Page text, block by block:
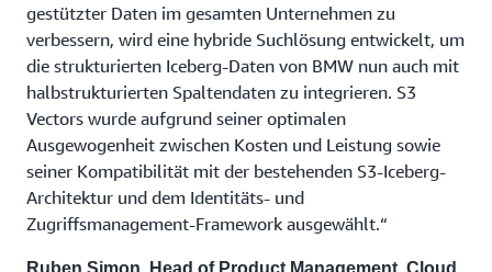
gestützter Daten im gesamten Unternehmen zu
verbessern, wird eine hybride Suchlösung entwickelt, um
die strukturierten Iceberg-Daten von BMW nun auch mit
halbstrukturierten Spaltendaten zu integrieren. S3
Vectors wurde aufgrund seiner optimalen
Ausgewogenheit zwischen Kosten und Leistung sowie
seiner Kompatibilität mit der bestehenden S3-Iceberg-
Architektur und dem Identitäts- und
Zugriffsmanagement-Framework ausgewählt.“
Ruben Simon, Head of Product Management, Cloud